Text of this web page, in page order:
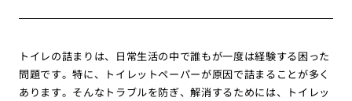
トイレの詰まりは、日常生活の中で誰もが一度は経験する困った
問題です。特に、トイレットペーパーが原因で詰まることが多く
あります。そんなトラブルを防ぎ、解消するためには、トイレッ